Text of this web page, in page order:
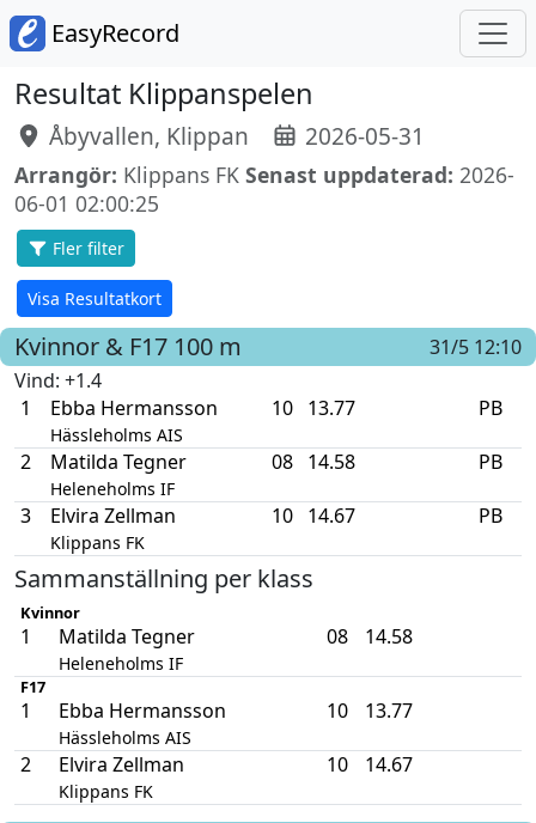
EasyRecord
Resultat Klippanspelen
Åbyvallen, Klippan 2026-05-31
Arrangör: Klippans FK Senast uppdaterad: 2026-
06-01 02:00:25
Fler filter
Visa Resultatkort
Kvinnor & F17 100 m
31/5 12:10
Vind: +1.4
1
Ebba Hermansson
Hässleholms AIS
10 13.77 PB
2 Matilda Tegner
Heleneholms IF
08 14.58 PB
3 Elvira Zellman
Klippans FK
10 14.67 PB
Sammanställning per klass
Kvinnor
1 Matilda Tegner
Heleneholms IF
08 14.58
F17
1 Ebba Hermansson
Hässleholms AIS
10 13.77
2 Elvira Zellman
Klippans FK
10 14.67